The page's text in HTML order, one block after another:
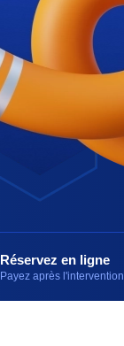
Réservez en ligne
Payez après l'intervention